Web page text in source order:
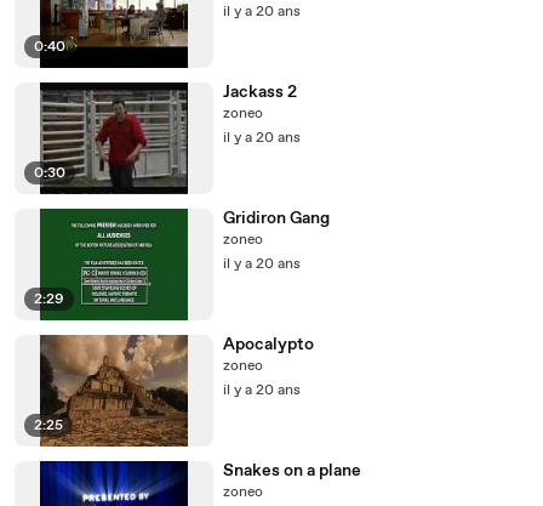
0:40
il y a 20 ans
0:30
Jackass 2
zoneo
il y a 20 ans
2:29
Gridiron Gang
zoneo
il y a 20 ans
2:25
Apocalypto
zoneo
il y a 20 ans
Snakes on a plane
zoneo